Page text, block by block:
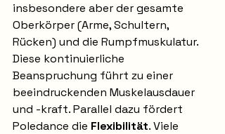
insbesondere aber der gesamte
Oberkörper (Arme, Schultern,
Rücken) und die Rumpfmuskulatur.
Diese kontinuierliche
Beanspruchung führt zu einer
beeindruckenden Muskelausdauer
und -kraft. Parallel dazu fördert
Poledance die Flexibilität. Viele